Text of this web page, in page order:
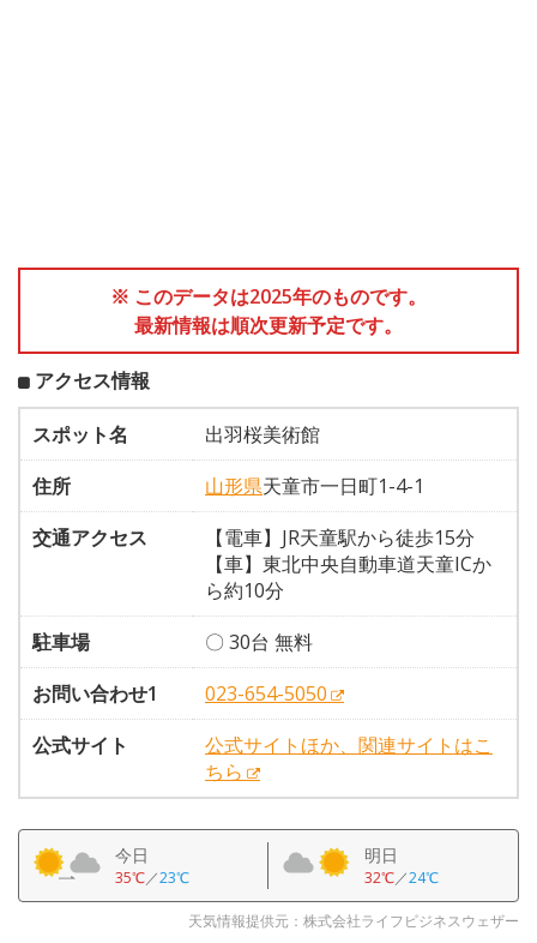
※ このデータは2025年のものです。
最新情報は順次更新予定です。
アクセス情報
スポット名
出羽桜美術館
住所
山形県天童市一日町1-4-1
交通アクセス
【電車】JR天童駅から徒歩15分
【車】東北中央自動車道天童ICか
ら約10分
駐車場
〇 30台 無料
お問い合わせ1
023-654-5050
公式サイト
公式サイトほか、関連サイトはこ
ちら
今日
35℃／23℃
明日
32℃／24℃
天気情報提供元：株式会社ライフビジネスウェザー